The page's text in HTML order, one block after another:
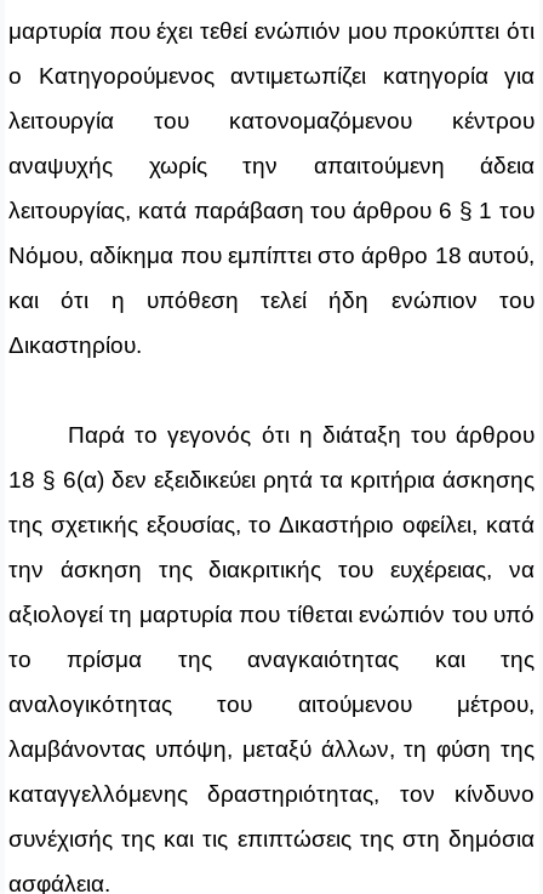
μαρτυρία που έχει τεθεί ενώπιόν μου προκύπτει ότι
ο Κατηγορούμενος αντιμετωπίζει κατηγορία για
λειτουργία του κατονομαζόμενου κέντρου
αναψυχής χωρίς την απαιτούμενη άδεια
λειτουργίας, κατά παράβαση του άρθρου 6 § 1 του
Νόμου, αδίκημα που εμπίπτει στο άρθρο 18 αυτού,
και ότι η υπόθεση τελεί ήδη ενώπιον του
Δικαστηρίου.
Παρά το γεγονός ότι η διάταξη του άρθρου
18 § 6(α) δεν εξειδικεύει ρητά τα κριτήρια άσκησης
της σχετικής εξουσίας, το Δικαστήριο οφείλει, κατά
την άσκηση της διακριτικής του ευχέρειας, να
αξιολογεί τη μαρτυρία που τίθεται ενώπιόν του υπό
το πρίσμα της αναγκαιότητας και της
αναλογικότητας του αιτούμενου μέτρου,
λαμβάνοντας υπόψη, μεταξύ άλλων, τη φύση της
καταγγελλόμενης δραστηριότητας, τον κίνδυνο
συνέχισής της και τις επιπτώσεις της στη δημόσια
ασφάλεια.